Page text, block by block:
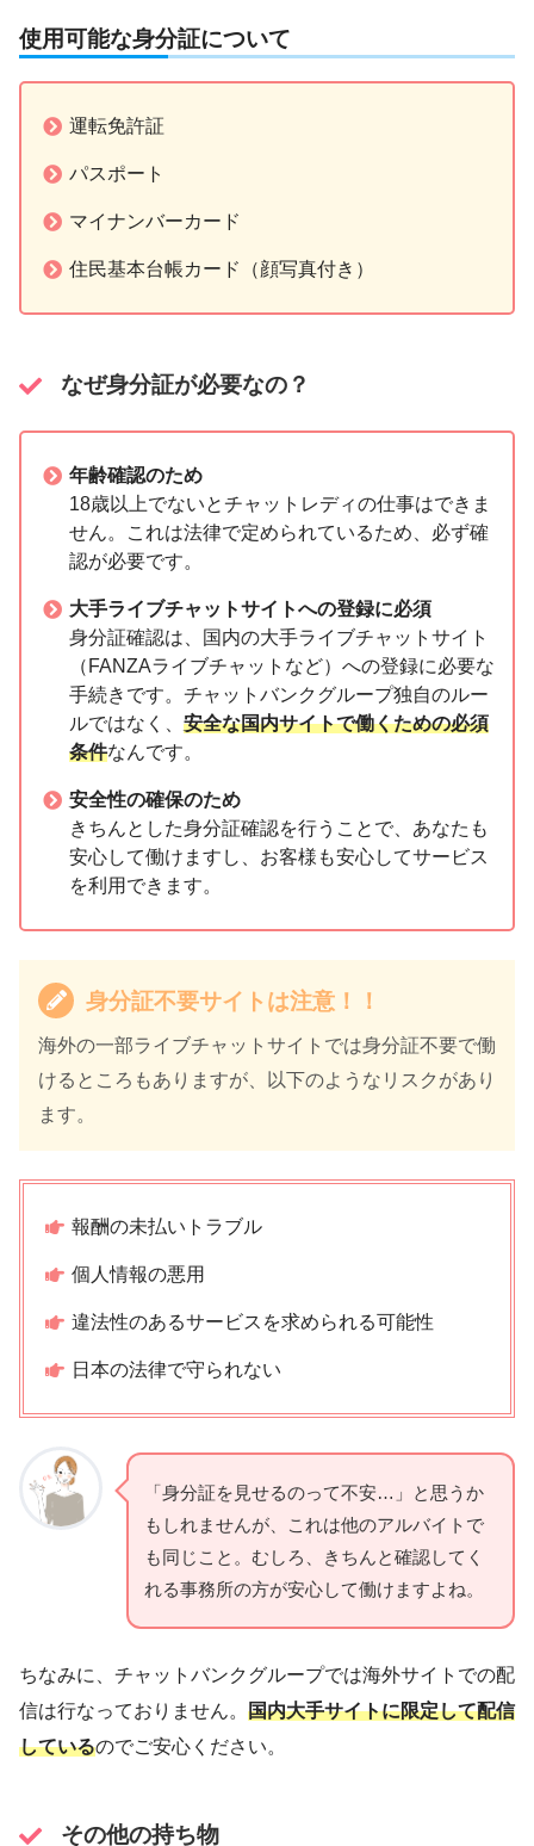
使用可能な身分証について
運転免許証
パスポート
マイナンバーカード
住民基本台帳カード（顔写真付き）
なぜ身分証が必要なの？
年齢確認のため
18歳以上でないとチャットレディの仕事はできま
せん。これは法律で定められているため、必ず確
認が必要です。
大手ライブチャットサイトへの登録に必須
身分証確認は、国内の大手ライブチャットサイト
（FANZAライブチャットなど）への登録に必要な
手続きです。チャットバンクグループ独自のルー
ルではなく、 安全な国内サイトで働くための必須
条件なんです。
安全性の確保のため
きちんとした身分証確認を行うことで、あなたも
安心して働けますし、お客様も安心してサービス
を利用できます。
身分証不要サイトは注意！！
海外の一部ライブチャットサイトでは身分証不要で働
けるところもありますが、以下のようなリスクがあり
ます。
報酬の未払いトラブル
個人情報の悪用
違法性のあるサービスを求められる可能性
日本の法律で守られない
「身分証を見せるのって不安…」と思うか
もしれませんが、これは他のアルバイトで
も同じこと。むしろ、きちんと確認してく
れる事務所の方が安心して働けますよね。
ちなみに、チャットバンクグループでは海外サイトでの配
信は行なっておりません。 国内大手サイトに限定して配信
しているのでご安心ください。
その他の持ち物